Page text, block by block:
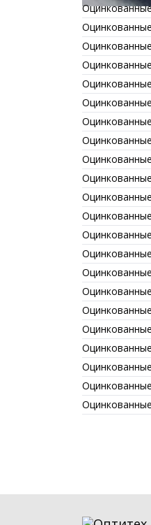
Оцинкованные
Оцинкованные
Оцинкованные
Оцинкованные
Оцинкованные
Оцинкованные
Оцинкованные
Оцинкованные
Оцинкованные
Оцинкованные
Оцинкованные
Оцинкованные
Оцинкованные
Оцинкованные
Оцинкованные
Оцинкованные
Оцинкованные
Оцинкованные
Оцинкованные
Оцинкованные
Оцинкованные